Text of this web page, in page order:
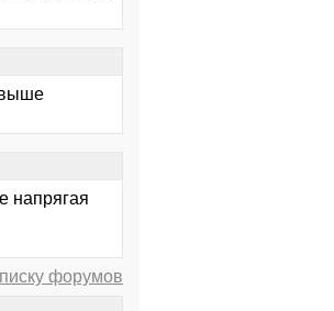
выше
напрягая
форумов